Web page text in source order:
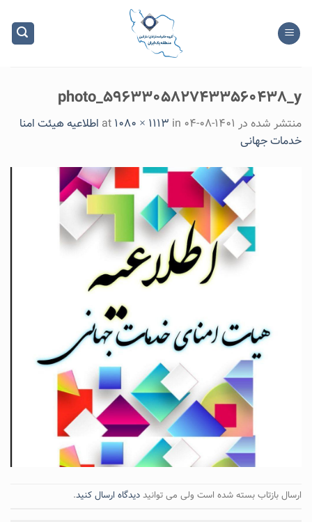
content
photo_۵۹۶۳۳۰۵۸۲۷۴۳۳۵۶۰۴۳۸_y
منتشر شده در ۱۴۰۱-۰۸-۰۴ 1080 × 1113 in
اطلاعیه هیئت امنا
خدمات جهانی
ارسال بازتاب بسته شده است ولی می توانید دیدگاه ارسال کنید.